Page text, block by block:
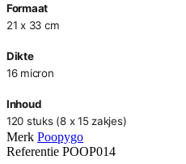
Formaat
21 x 33 cm
Dikte
16 micron
Inhoud
120 stuks (8 x 15 zakjes)
Merk Poopygo
Referentie POOP014